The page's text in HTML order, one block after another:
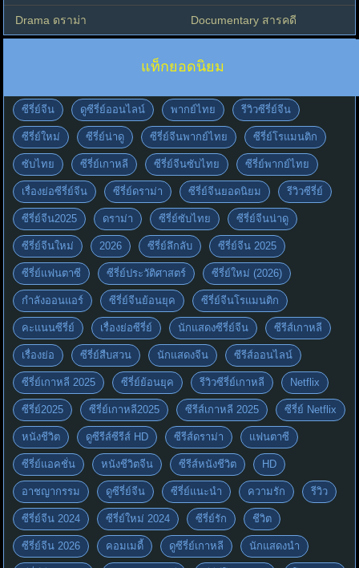
Drama ดราม่า Documentary สารคดี
แท็กยอดนิยม
ซีรี่ย์จีน ดูซีรี่ย์ออนไลน์ พากย์ไทย รีวิวซีรี่ย์จีน
ซีรี่ย์ใหม่ ซีรี่ย์น่าดู ซีรี่ย์จีนพากย์ไทย ซีรี่ย์โรแมนติก
ซับไทย ซีรี่ย์เกาหลี ซีรี่ย์จีนซับไทย ซีรี่ย์พากย์ไทย
เรื่องย่อซีรี่ย์จีน ซีรี่ย์ดราม่า ซีรี่ย์จีนยอดนิยม รีวิวซีรี่ย์
ซีรี่ย์จีน2025 ดราม่า ซีรี่ย์ซับไทย ซีรี่ย์จีนน่าดู
ซีรี่ย์จีนใหม่ 2026 ซีรี่ย์ลึกลับ ซีรี่ย์จีน 2025
ซีรี่ย์แฟนตาซี ซีรี่ย์ประวัติศาสตร์ ซีรี่ย์ใหม่ (2026)
กำลังออนแอร์ ซีรี่ย์จีนย้อนยุค ซีรี่ย์จีนโรแมนติก
คะแนนซีรี่ย์ เรื่องย่อซีรี่ย์ นักแสดงซีรี่ย์จีน ซีรีส์เกาหลี
เรื่องย่อ ซีรี่ย์สืบสวน นักแสดงจีน ซีรีส์ออนไลน์
ซีรี่ย์เกาหลี 2025 ซีรี่ย์ย้อนยุค รีวิวซีรี่ย์เกาหลี Netflix
ซีรี่ย์2025 ซีรี่ย์เกาหลี2025 ซีรีส์เกาหลี 2025 ซีรี่ย์ Netflix
หนังชีวิต ดูซีรีส์ซีรีส์ HD ซีรีส์ดราม่า แฟนตาซี
ซีรี่ย์แอคชั่น หนังชีวิตจีน ซีรีส์หนังชีวิต HD
อาชญากรรม ดูซีรี่ย์จีน ซีรี่ย์แนะนำ ความรัก รีวิว
ซีรี่ย์จีน 2024 ซีรี่ย์ใหม่ 2024 ซีรี่ย์รัก ชีวิต
ซีรี่ย์จีน 2026 คอมเมดี้ ดูซีรี่ย์เกาหลี นักแสดงนำ